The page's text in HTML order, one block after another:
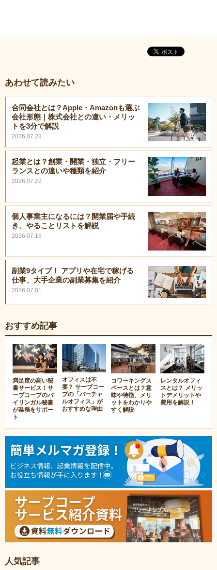
あわせて読みたい
合同会社とは？Apple・Amazonも選ぶ
会社形態｜株式会社との違い・メリッ
トを3分で解説
2026.07.28
起業とは？創業・開業・独立・フリー
ランスとの違いや種類を紹介
2026.07.22
個人事業主になるには？開業届や手続
き、やることリストを解説
2026.07.16
副業9タイプ！ アプリや在宅で稼げる
仕事、大手企業の副業募集を紹介
2026.07.01
おすすめ記事
満足度の高い秘
書サービス！サ
ーブコープのバ
イリンガル秘書
が業務をサポー
ト
オフィスは不
要？ サーブコー
プの「バーチャ
ルオフィス」が
おすすめな理由
コワーキングス
ペースとは？意
味や特徴、メリ
ットをわかりや
すく解説
レンタルオフィ
スとは？ メリッ
トデメリットや
費用を解説！
人気記事